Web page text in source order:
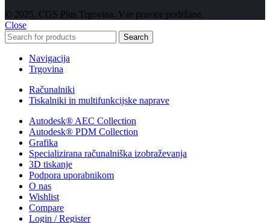
© 2025, CGS Plus Trgovina. Vse pravice pridržane.
Close
Search
Navigacija
Trgovina
Računalniki
Tiskalniki in multifunkcijske naprave
Autodesk® AEC Collection
Autodesk® PDM Collection
Grafika
Specializirana računalniška izobraževanja
3D tiskanje
Podpora uporabnikom
O nas
Wishlist
Compare
Login / Register